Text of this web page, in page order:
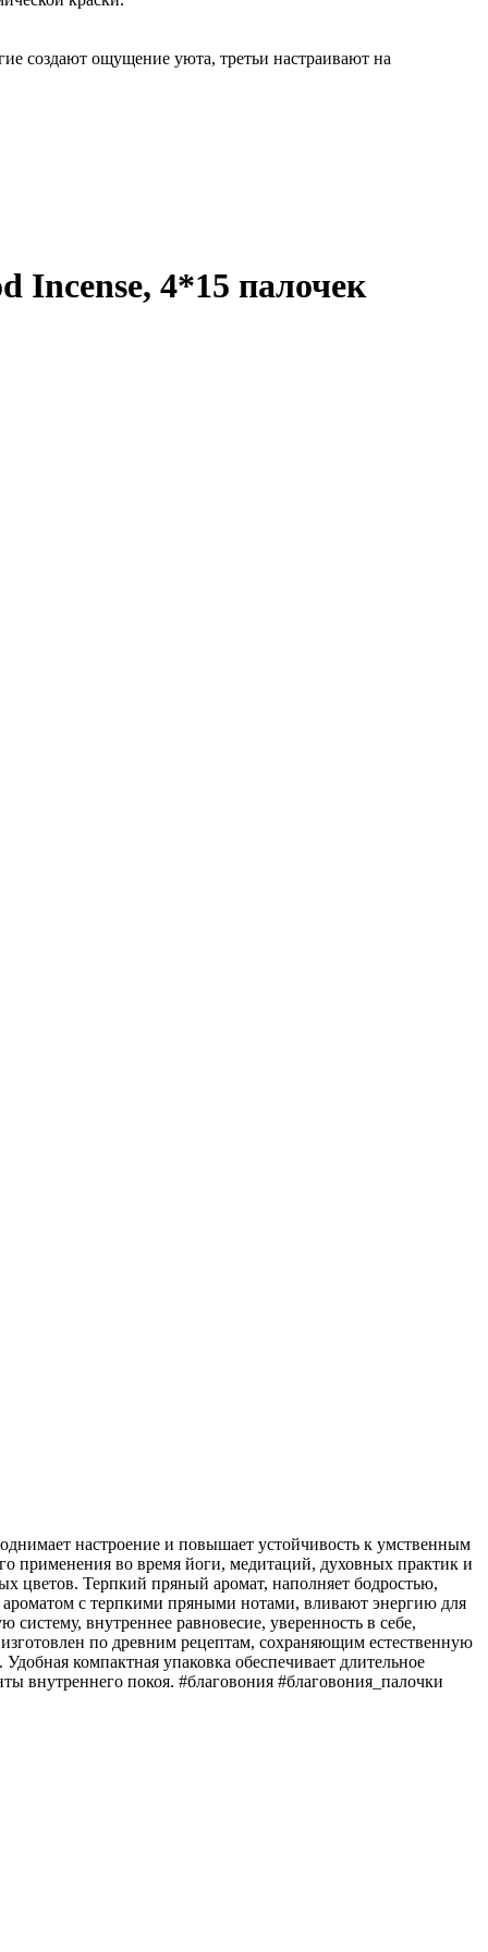
создают ощущение уюта, третьи настраивают на
Incense, 4*15 палочек
настроение и повышает устойчивость к умственным
применения во время йоги, медитаций, духовных практик и
цветов. Терпкий пряный аромат, наполняет бодростью,
с терпкими пряными нотами, вливают энергию для
внутреннее равновесие, уверенность в себе,
по древним рецептам, сохраняющим естественную
компактная упаковка обеспечивает длительное
внутреннего покоя. #благовония #благовония_палочки